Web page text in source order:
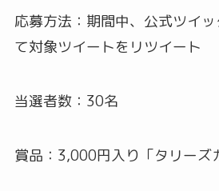
応募方法：期間中、公式ツイ
て対象ツイートをリツイート
当選者数：30名
賞品：3,000円入り「タリーズ